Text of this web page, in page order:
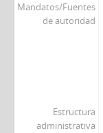
Mandatos/Fuentes
de autoridad
Estructura
administrativa